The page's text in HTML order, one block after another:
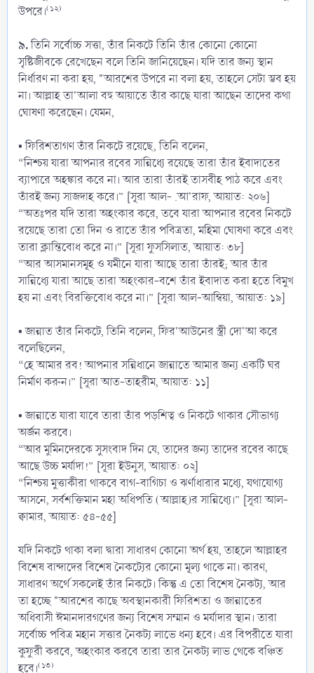
উপরে।(১২)
৯.তিনি সর্বোচ্চ সত্তা, তাঁর নিকটে তিনি তাঁর কোনো কোনো
সৃষ্টিজীবকে রেখেছেন বলে তিনি জানিয়েছেন। যদি তার জন্য স্থান
নির্ধারণ না করা হয়, "আরশের উপরে না বলা হয়, তাহলে সেটা ম্ভব হয়
না। আল্লাহ তা'আলা বহু আয়াতে তাঁর কাছে যারা আছেন তাদের কথা
ঘোষণা করেছেন। যেমন,
• ফিরিশতাগণ তাঁর নিকটে রয়েছে, তিনি বলেন,
“নিশ্চয় যারা আপনার রবের সান্নিধ্যে রয়েছে তারা তাঁর ইবাদাতের
ব্যাপারে অহঙ্কার করে না। আর তারা তাঁরই তাসবীহ পাঠ করে এবং
তাঁরই জন্য সাজদাহ করে।” [সূরা আল- .আ'রাফ, আয়াত: ২০৬]
“অতঃপর যদি তারা অহংকার করে, তবে যারা আপনার রবের নিকটে
রয়েছে তারা তো দিন ও রাতে তাঁর পবিত্রতা, মহিমা ঘোষণা করে এবং
তারা ক্লান্তিবোধ করে না।” [সূরা ফুসসিলাত, আয়াত: ৩৮]
“আর আসমানসমূহ ও যমীনে যারা আছে তারা তাঁরই; আর তাঁর
সান্নিধ্যে যারা আছে তারা অহংকার-বশে তাঁর ইবাদাত করা হতে বিমুখ
হয় না এবং বিরক্তিবোধ করে না।” [সূরা আল-আম্বিয়া, আয়াত: ১৯]
• জান্নাত তাঁর নিকটে, তিনি বলেন, ফির'আউনের স্ত্রী দো'আ করে
বলেছিলেন,
“হে আমার রব! আপনার সন্নিধানে জান্নাতে আমার জন্য একটি ঘর
নির্মাণ করুন।” [সূরা আত-তাহরীম, আয়াত: ১১]
• জান্নাতে যারা যাবে তারা তাঁর পড়শিত্ব ও নিকটে থাকার সৌভাগ্য
অর্জন করবে।
“আর মুমিনদেরকে সুসংবাদ দিন যে, তাদের জন্য তাদের রবের কাছে
আছে উচ্চ মর্যাদা!” [সূরা ইউনুস, আয়াত: ০২]
“নিশ্চয় মুত্তাকীরা থাকবে বাগ-বাগিচা ও ঝর্ণাধারার মধ্যে, যথাযোগ্য
আসনে, সর্বশক্তিমান মহা অধিপতি (আল্লাহ)র সান্নিধ্যে।” [সূরা আল-
ক্বামার, আয়াত: ৫৪-৫৫]
যদি নিকটে থাকা বলা দ্বারা সাধারণ কোনো অর্থ হয়, তাহলে আল্লাহর
বিশেষ বান্দাদের বিশেষ নৈকট্যের কোনো মূল্য থাকে না। কারণ,
সাধারণ অর্থে সকলেই তাঁর নিকটে। কিন্তু এ তো বিশেষ নৈকট্য, আর
তা হচ্ছে "আরশের কাছে অবস্থানকারী ফিরিশতা ও জান্নাতের
অধিবাসী ঈমানদারগণের জন্য বিশেষ সম্মান ও মর্যাদার স্থান। তারা
সর্বোচ্চ পবিত্র মহান সত্তার নৈকট্য লাভে ধন্য হবে। এর বিপরীতে যারা
কুফুরী করবে, অহংকার করবে তারা তার নৈকট্য লাভ থেকে বঞ্চিত
হবে।(১৩)